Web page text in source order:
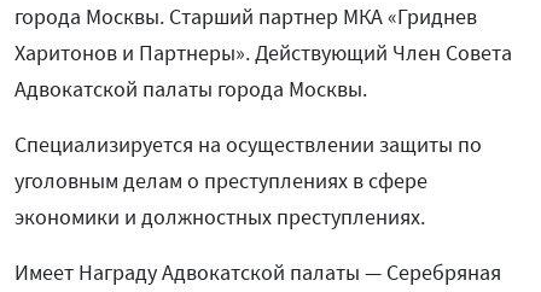
города Москвы. Старший партнер МКА «Гриднев
Харитонов и Партнеры». Действующий Член Совета
Адвокатской палаты города Москвы.
Специализируется на осуществлении защиты по
уголовным делам о преступлениях в сфере
экономики и должностных преступлениях.
Имеет Награду Адвокатской палаты — Серебряная